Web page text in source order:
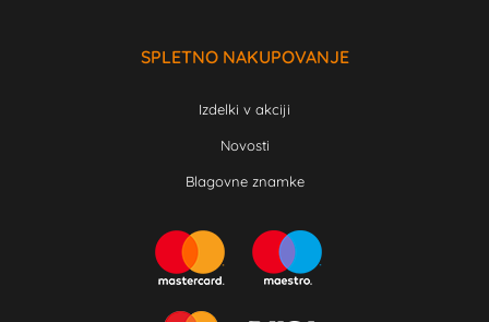
SPLETNO NAKUPOVANJE
Izdelki v akciji
Novosti
Blagovne znamke